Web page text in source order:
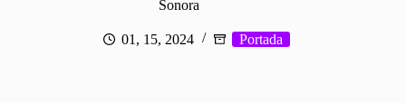
Sonora
01, 15, 2024 Portada